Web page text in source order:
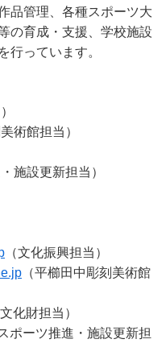
品管理、各種スポーツ大
の育成・支援、学校施設
行っています。
術館担当）
施設更新担当）
（文化振興担当）
（平櫛田中彫刻美術館
文化財担当）
スポーツ推進・施設更新担